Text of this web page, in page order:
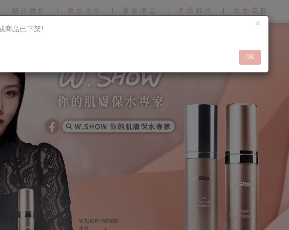
關於我們 商品專區 最新消息 產品影片 活動花絮
×
商品已下架!
OK